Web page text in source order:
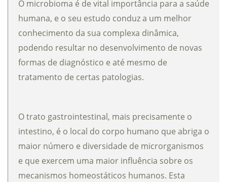
O microbioma é de vital importância para a saúde
humana, e o seu estudo conduz a um melhor
conhecimento da sua complexa dinâmica,
podendo resultar no desenvolvimento de novas
formas de diagnóstico e até mesmo de
tratamento de certas patologias.
O trato gastrointestinal, mais precisamente o
intestino, é o local do corpo humano que abriga o
maior número e diversidade de microrganismos
e que exercem uma maior influência sobre os
mecanismos homeostáticos humanos. Esta